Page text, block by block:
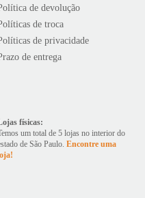
de devolução
de troca
de privacidade
de entrega
físicas:
um total de 5 lojas no interior do
de São Paulo. Encontre uma